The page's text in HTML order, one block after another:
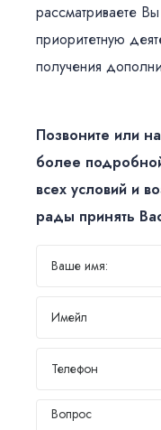
рассматриваете
приоритетную
получения
Позвоните или
более
всех условий и
рады принять